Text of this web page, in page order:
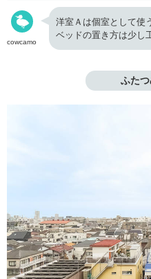
cowcamo
洋室Ａは個室として使
ベッドの置き方は少し
ふた